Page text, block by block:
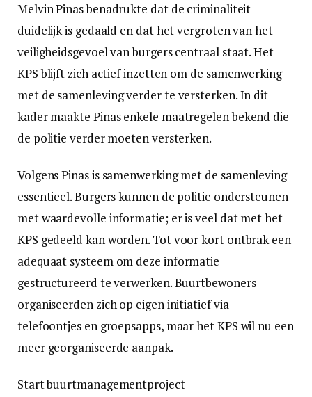
Melvin Pinas benadrukte dat de criminaliteit
duidelijk is gedaald en dat het vergroten van het
veiligheidsgevoel van burgers centraal staat. Het
KPS blijft zich actief inzetten om de samenwerking
met de samenleving verder te versterken. In dit
kader maakte Pinas enkele maatregelen bekend die
de politie verder moeten versterken.
Volgens Pinas is samenwerking met de samenleving
essentieel. Burgers kunnen de politie ondersteunen
met waardevolle informatie; er is veel dat met het
KPS gedeeld kan worden. Tot voor kort ontbrak een
adequaat systeem om deze informatie
gestructureerd te verwerken. Buurtbewoners
organiseerden zich op eigen initiatief via
telefoontjes en groepsapps, maar het KPS wil nu een
meer georganiseerde aanpak.
Start buurtmanagementproject